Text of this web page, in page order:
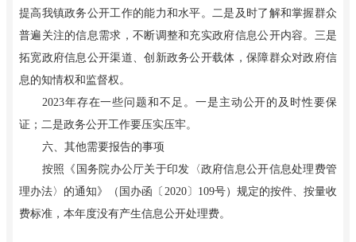
提高我镇政务公开工作的能力和水平。
二是及时了解和掌握群众
普遍关注的信息需求，不断调整和充实政府信息公开内容。 三是
拓宽政府信息公开渠道、创新政务公开载体，保障群众对政府信
息的知情权和监督权。
2023年存在一些问题和不足。 一是主动公开的及时性要保
证； 二是政务公开工作要压实压牢。
六、其他需要报告的事项
按照《国务院办公厅关于印发〈政府信息公开信息处理费管
理办法〉的通知》（国办函〔2020〕109号）规定的按件、按量收
费标准，本年度没有产生信息公开处理费。